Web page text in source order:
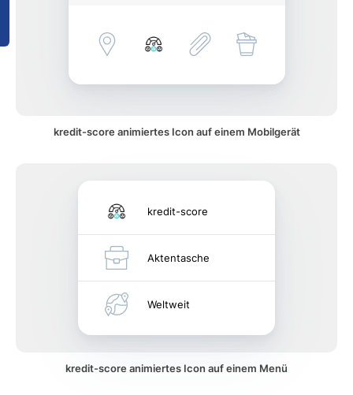
kredit-score animiertes Icon auf einem Mobilgerät
kredit-score
Aktentasche
Weltweit
kredit-score animiertes Icon auf einem Menü